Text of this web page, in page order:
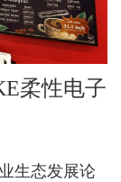
柔性电子
生态发展论